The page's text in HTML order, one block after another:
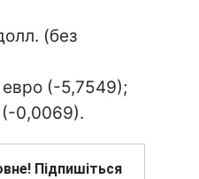
(без
евро (-5,7549);
(-0,0069).
Підпишіться